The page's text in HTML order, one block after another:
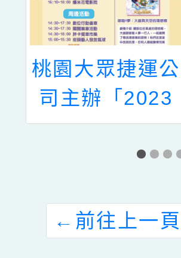
桃園大眾捷運公
司主辦「2023
親子好讀假日電
影院」宣傳海報
← 前往上一頁